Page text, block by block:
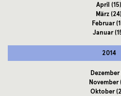
April (15)
März(24)
Februar
Januar
2014
Dezember
November
Oktober